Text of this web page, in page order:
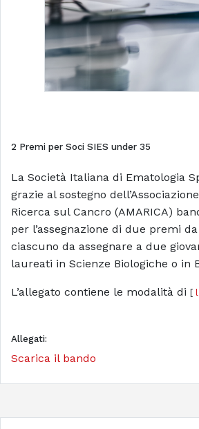
2 Premi per Soci SIES under 35
La Società Italiana di Ematologia
grazie al sostegno
Ricerca sul Cancro (AMARICA)
per l’assegnazione di due premi
ciascuno da assegnare a due
laureati in Scienze Biologiche o in
L’allegato contiene le modalità di [
Allegati:
Scarica il bando